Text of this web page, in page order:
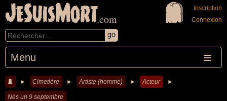
JeSuisMort.com
Menu
Inscription
Connexion
► Cimetière ► Artiste (homme) ► Acteur ►
Nés un 9 septembre